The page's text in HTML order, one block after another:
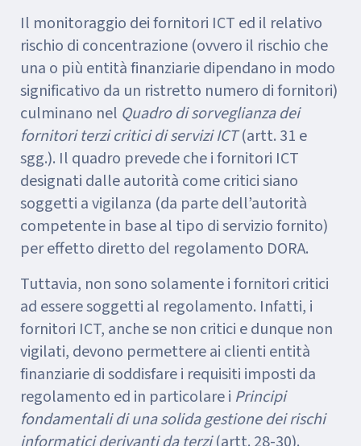
Il monitoraggio dei fornitori ICT ed il relativo
rischio di concentrazione (ovvero il rischio che
una o più entità finanziarie dipendano in modo
significativo da un ristretto numero di fornitori)
culminano nel Quadro di sorveglianza dei
fornitori terzi critici di servizi ICT(artt. 31 e
sgg.). Il quadro prevede che i fornitori ICT
designati dalle autorità come critici siano
soggetti a vigilanza (da parte dell’autorità
competente in base al tipo di servizio fornito)
per effetto diretto del regolamento DORA.
Tuttavia, non sono solamente i fornitori critici
ad essere soggetti al regolamento. Infatti, i
fornitori ICT, anche se non critici e dunque non
vigilati, devono permettere ai clienti entità
finanziarie di soddisfare i requisiti imposti da
regolamento ed in particolare i Principi
fondamentali di unasolida gestione dei rischi